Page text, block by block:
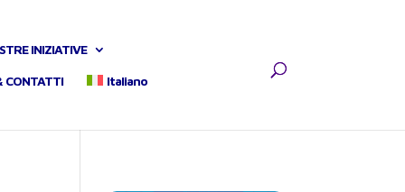
INIZIATIVE
CONTATTI Italiano